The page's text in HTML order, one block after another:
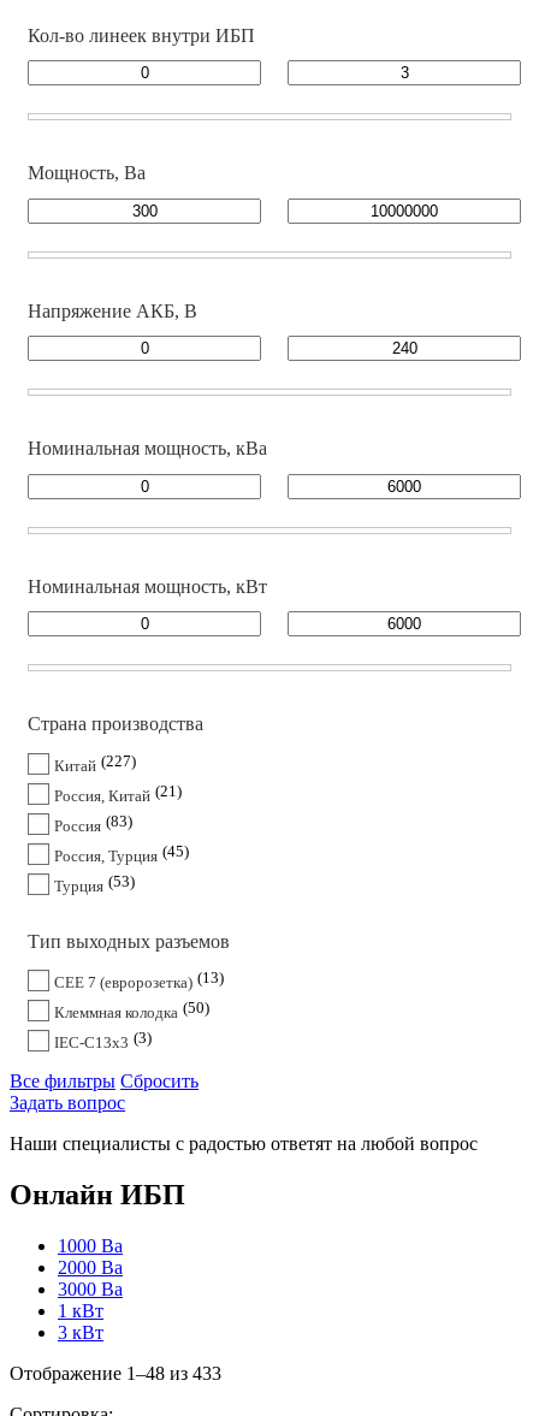
Кол-во линеек внутри ИБП
Мощность, Ва
Напряжение АКБ, В
Номинальная мощность, кВа
Номинальная мощность, кВт
Страна производства
Китай 227
Россия, Китай 21
Россия 83
Россия, Турция 45
Турция 53
Тип выходных разъемов
CEE 7 (евророзетка) 13
Клеммная колодка 50
IEC-C13x3 3
Все фильтры Сбросить
Задать вопрос
Наши специалисты с радостью ответят на любой вопрос
Онлайн ИБП
1000 Ва
2000 Ва
3000 Ва
1 кВт
3 кВт
Отображение 1–48 из 433